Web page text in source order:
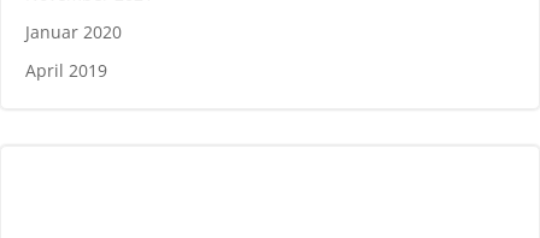
Januar 2020
April 2019